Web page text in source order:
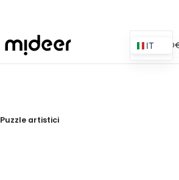
0,00
Puzzle artistici
IT
ES